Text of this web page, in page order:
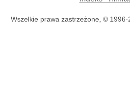
Wszelkie prawa zastrzeżone, ©